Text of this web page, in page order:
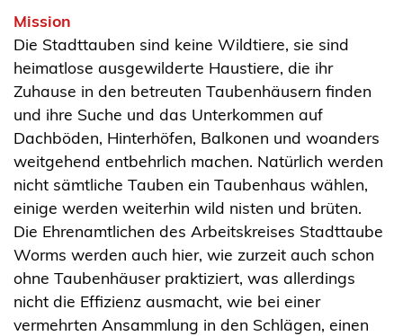
Mission
Die Stadttauben sind keine Wildtiere, sie sind
heimatlose ausgewilderte Haustiere, die ihr
Zuhause in den betreuten Taubenhäusern finden
und ihre Suche und das Unterkommen auf
Dachböden, Hinterhöfen, Balkonen und woanders
weitgehend entbehrlich machen. Natürlich werden
nicht sämtliche Tauben ein Taubenhaus wählen,
einige werden weiterhin wild nisten und brüten.
Die Ehrenamtlichen des Arbeitskreises Stadttaube
Worms werden auch hier, wie zurzeit auch schon
ohne Taubenhäuser praktiziert, was allerdings
nicht die Effizienz ausmacht, wie bei einer
vermehrten Ansammlung in den Schlägen, einen